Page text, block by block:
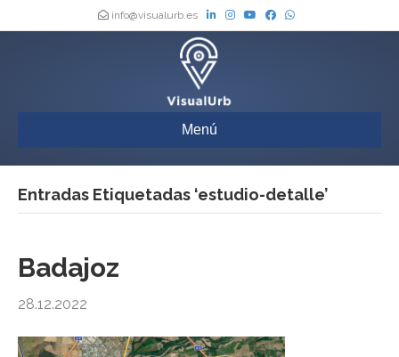
info@visualurb.es
Menú
Entradas Etiquetadas ‘estudio-detalle’
Badajoz
28.12.2022